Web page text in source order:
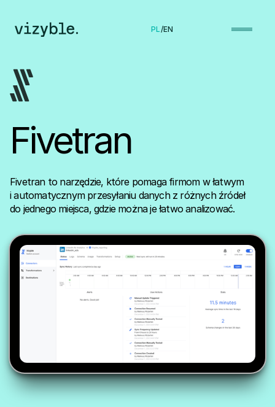
PL/EN
Fivetran
Fivetran to narzędzie, które pomaga firmom w łatwym
i automatycznym przesyłaniu danych z różnych źródeł
do jednego miejsca, gdzie można je łatwo analizować.